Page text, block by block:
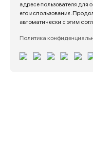
адресе пользователя для
его использования.
автоматически с этим
Политика